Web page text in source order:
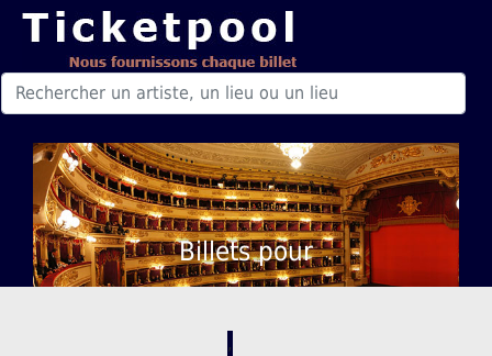
Billets pour
,